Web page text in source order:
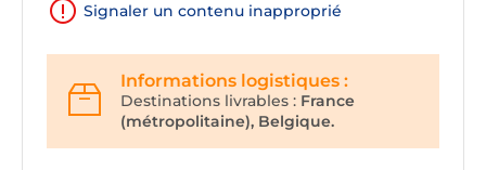
Signaler un contenu inapproprié
Informations logistiques :
Destinations livrables : France
(métropolitaine), Belgique.